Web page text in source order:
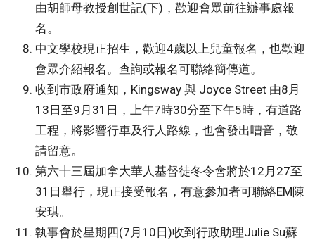
由胡師母教授創世記(下)，歡迎會眾前往辦事處報
名。
中文學校現正招生，歡迎4歲以上兒童報名，也歡迎
會眾介紹報名。查詢或報名可聯絡簡傳道。
收到市政府通知，Kingsway 與 Joyce Street 由8月
13日至9月31日，上午7時30分至下午5時，有道路
工程，將影響行車及行人路線，也會發出嘈音，敬
請留意。
第六十三屆加拿大華人基督徒冬令會將於12月27至
31日舉行，現正接受報名，有意參加者可聯絡EM陳
安琪。
執事會於星期四(7月10日)收到行政助理Julie Su蘇